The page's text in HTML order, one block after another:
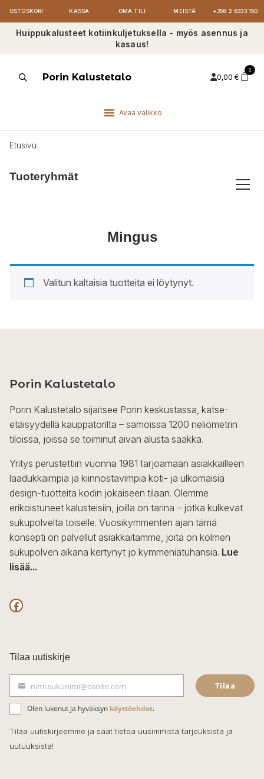
OSTOSKORI KASSA OMA TILI MEISTÄ +358 2 6333 150
Huippukalusteet kotiinkuljetuksella - myös asennus ja
kasaus!
ProductsPorin Kalustetalo 0,00 €
0
Avaa valikko
Etusivu
Tuoteryhmät
Mingus
Valitun kaltaisia tuotteita ei löytynyt.
Porin Kalustetalo
Porin Kalustetalo sijaitsee Porin keskustassa, katse-
etäisyydellä kauppatorilta – samoissa 1200 neliömetrin
tiloissa, joissa se toiminut aivan alusta saakka.
Yritys perustettiin vuonna 1981 tarjoamaan asiakkailleen
laadukkaimpia ja kiinnostavimpia koti- ja ulkomaisia
design-tuotteita kodin jokaiseen tilaan. Olemme
erikoistuneet kalusteisiin, joilla on tarina – jotka kulkevat
sukupolvelta toiselle. Vuosikymmenten ajan tämä
konsepti on palvellut asiakkaitamme, joita on kolmen
sukupolven aikana kertynyt jo kymmeniätuhansia. Lue
lisää...
F
c
e
b
o
o
k
Tilaa uutiskirje
ä
h
k
nimi.sukunimi@osoite.com Tilaa
Olen lukenut ja hyväksyn käyttöehdot.
Tilaa uutiskirjeemme ja saat tietoa uusimmista tarjouksista ja
uutuuksista!